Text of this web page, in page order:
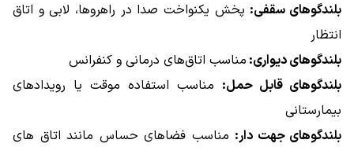
بلندگوهای سقفی: پخش یکنواخت صدا در راهروها، لابی و اتاق
انتظار
بلندگوهای دیواری: مناسب اتاق‌های درمانی و کنفرانس
بلندگوهای قابل حمل: مناسب استفاده موقت یا رویدادهای
بیمارستانی
بلندگوهای جهت‌ دار: مناسب فضاهای حساس مانند اتاق‌ های